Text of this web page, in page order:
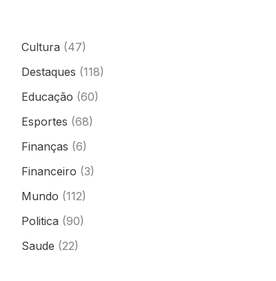
Cultura (47)
Destaques (118)
Educação (60)
Esportes (68)
Finanças (6)
Financeiro (3)
Mundo (112)
Politica (90)
Saude (22)